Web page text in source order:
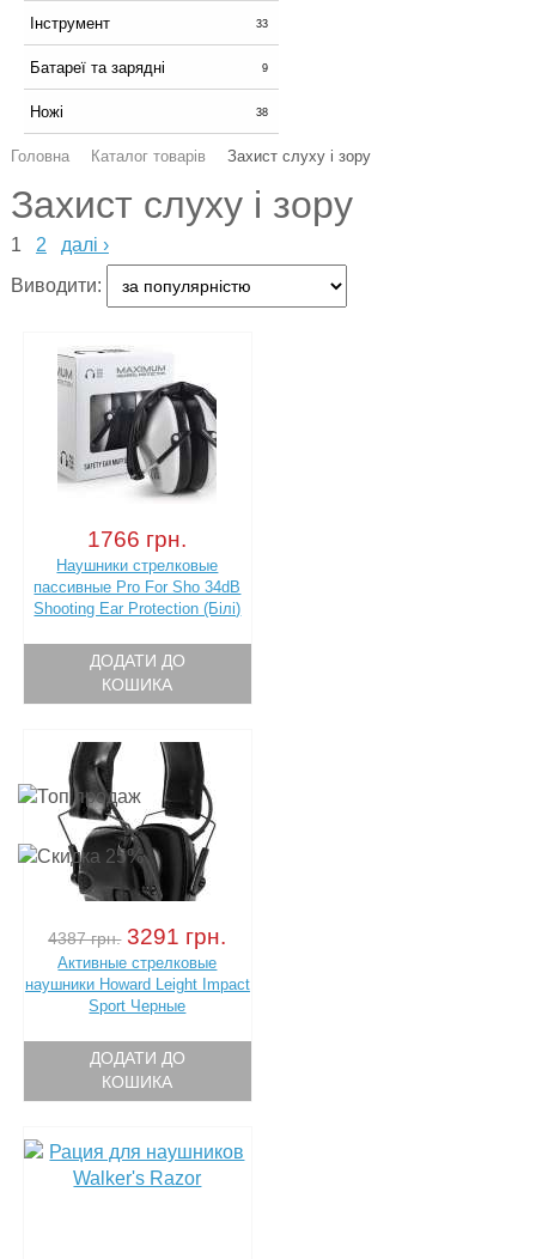
Інструмент 33
Батареї та зарядні 9
Ножі 38
Головна Каталог товарів Захист слуху і зору
Захист слуху і зору
1 2
далі ›
Виводити:
1766 грн.
Наушники стрелковые
пассивные Pro For Sho 34dB
Shooting Ear Protection (Білі)
ДОДАТИ ДО
КОШИКА
4387 грн.3291 грн.
Активные стрелковые
наушники Howard Leight Impact
Sport Черные
ДОДАТИ ДО
КОШИКА